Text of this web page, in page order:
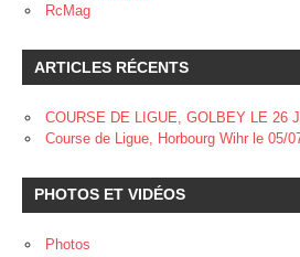
RcMag
ARTICLES RÉCENTS
COURSE DE LIGUE, GOLBEY LE 26
Course de Ligue, Horbourg Wihr le 05/
PHOTOS ET VIDÉOS
Photos